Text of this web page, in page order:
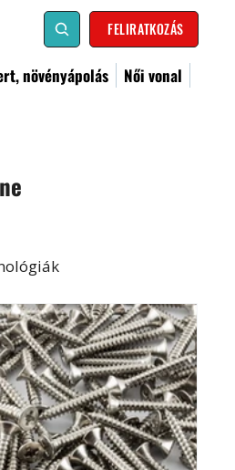
FELIRATKOZÁS
növényápolás
Női vonal
Címoldal
Extra